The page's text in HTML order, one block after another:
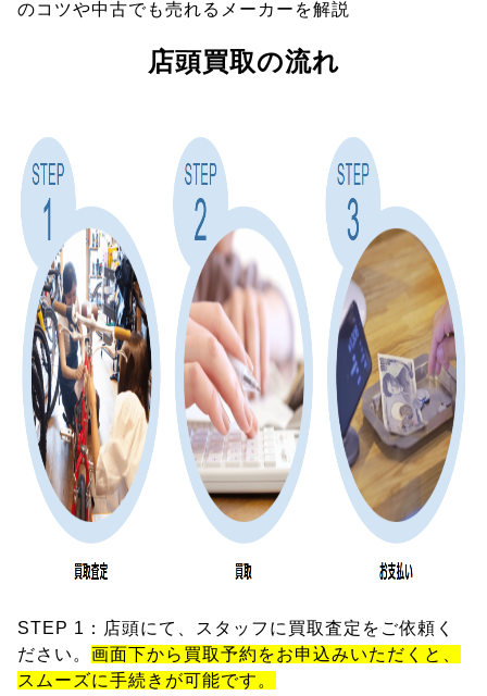
のコツや中古でも売れるメーカーを解説
店頭買取の流れ
STEP 1：店頭にて、スタッフに買取査定をご依頼く
ださい。 画面下から買取予約をお申込みいただくと、
スムーズに手続きが可能です。